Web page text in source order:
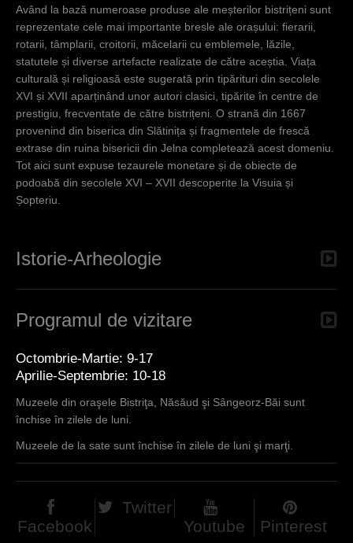
emblemele,
lăzile,
statutele și
diverse
artefacte
realizate de
către
aceștia.
i
Având la bază numeroase produse ale meșterilor bistrițeni sunt
reprezentate cele mai importante bresle ale orașului: fierarii,
rotarii, tâmplarii, croitorii, măcelarii cu emblemele, lăzile,
statutele și diverse artefacte realizate de către aceștia. Viața
culturală și religioasă este sugerată prin tipărituri din secolele
XVI și XVII aparținând unor autori clasici, tipărite în centre de
prestigiu, frecventate de către bistrițeni. O strană din 1667
provenind din biserica din Slătinița și fragmentele de frescă
extrase din ruina bisericii din Jelna completează acest domeniu.
Tot aici sunt expuse tezaurele monetare și de obiecte de
podoabă din secolele XVI – XVII descoperite la Visuia și
Șopteriu.
Istorie-Arheologie
Programul de vizitare
Octombrie-Martie: 9-17
Aprilie-Septembrie: 10-18
Muzeele din oraşele Bistriţa, Năsăud şi Sângeorz-Băi sunt
închise în zilele de luni.
Muzeele de la sate sunt închise în zilele de luni şi marţi.
Facebook
Twitter
Youtube
Pinterest